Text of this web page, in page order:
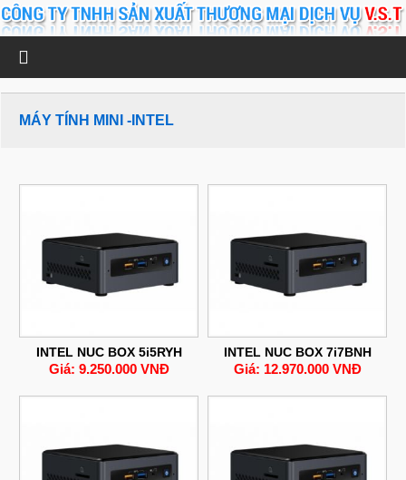
MÁY TÍNH MINI -INTEL
INTEL NUC BOX 5i5RYH
Giá: 9.250.000 VNĐ
INTEL NUC BOX 7i7BNH
Giá: 12.970.000 VNĐ